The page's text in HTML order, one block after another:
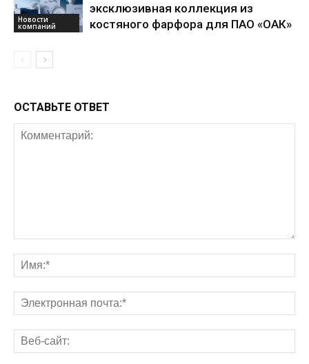
Новости
компаний
эксклюзивная коллекция из
костяного фарфора для ПАО «ОАК»
ОСТАВЬТЕ ОТВЕТ